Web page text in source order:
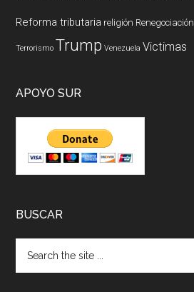
Reforma tributaria religión Renegociación
Terrorismo Trump Venezuela Victimas
APOYO SUR
BUSCAR